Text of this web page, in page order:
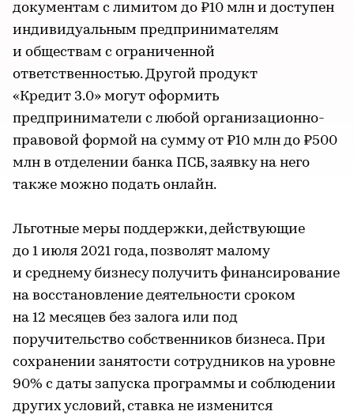
документам с лимитом до ₽10 млн и доступен
индивидуальным предпринимателям
и обществам с ограниченной
ответственностью. Другой продукт
«Кредит 3.0» могут оформить
предприниматели с любой организационно-
правовой формой на сумму от ₽10 млн до ₽500
млн в отделении банка ПСБ, заявку на него
также можно подать онлайн.
Льготные меры поддержки, действующие
до 1 июля 2021 года, позволят малому
и среднему бизнесу получить финансирование
на восстановление деятельности сроком
на 12 месяцев без залога или под
поручительство собственников бизнеса. При
сохранении занятости сотрудников на уровне
90% с даты запуска программы и соблюдении
других условий, ставка не изменится